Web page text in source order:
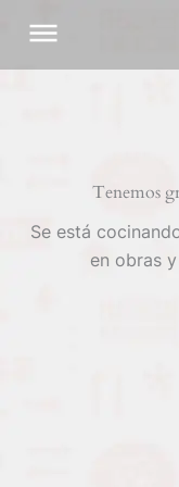
contenido
Tenemos
Se está
en obras